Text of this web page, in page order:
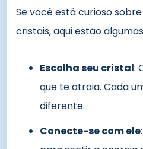
Se você está curioso
cristais, aqui estão
Escolha seu cristal:
que te atraia. Cada
diferente.
Conecte-se com ele